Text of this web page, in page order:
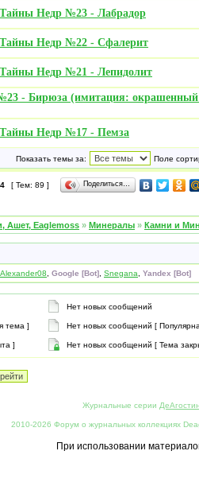
Недр №23 - Лабрадор
Недр №22 - Сфалерит
Недр №21 - Лепидолит
- Бирюза (имитация: окрашенный
Недр №17 - Пемза
Показать темы за: Поле
4 [ Тем: 89 ] Поделиться…
Ашет, Eaglemoss » Минералы » Камни и
Alexander08 Google [Bot] Snegana Yandex [Bot]
Нет новых сообщений
тема ] Нет новых сообщений [
] Нет новых сообщений [ Тема
Журнальные серии
2010-2026 Форум о журнальных коллекциях
При использовании